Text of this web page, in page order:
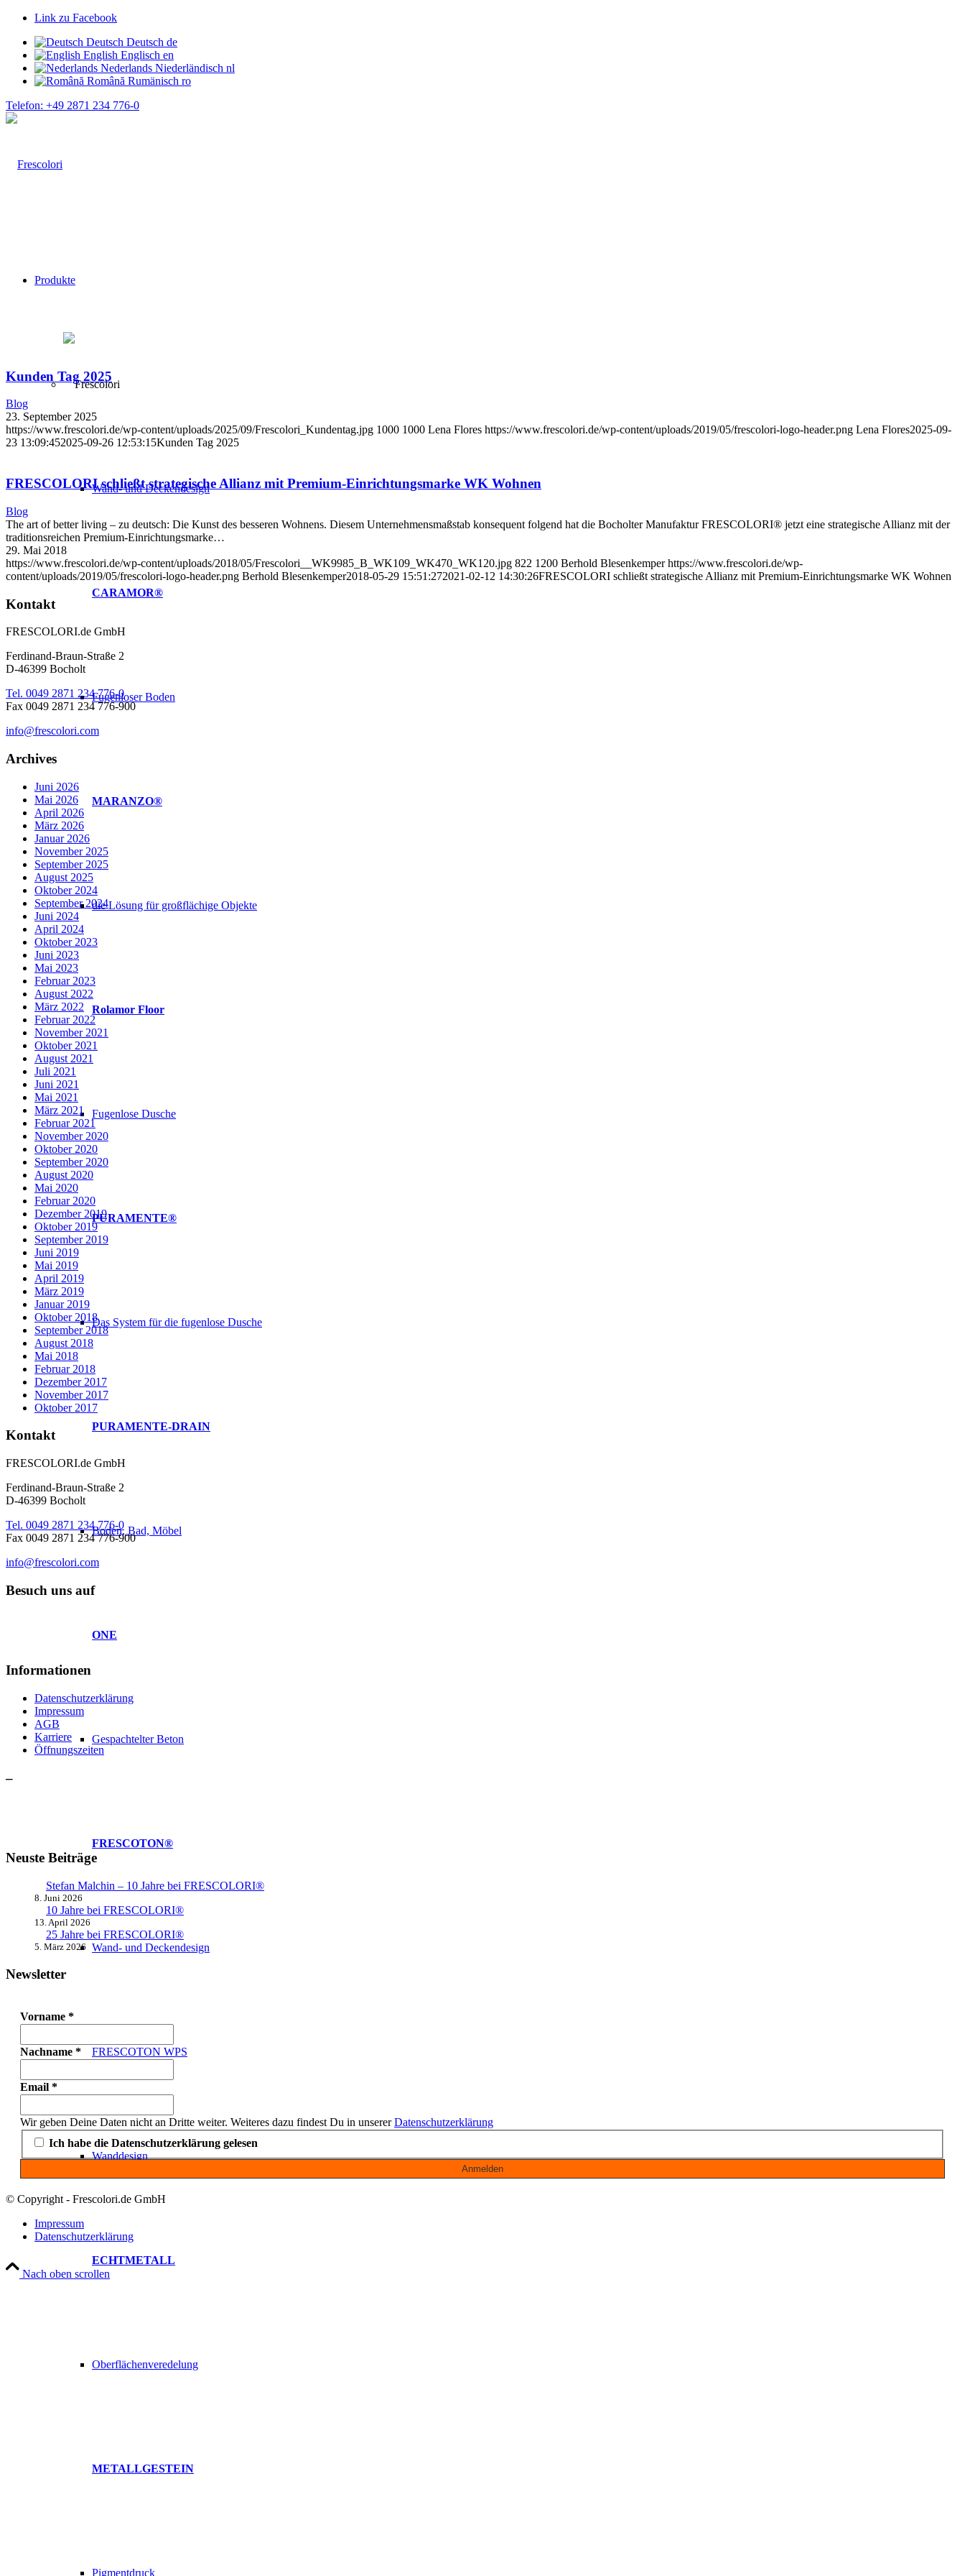
Link zu Facebook
Deutsch Deutsch de
English Englisch en
Nederlands Niederländisch nl
Română Rumänisch ro
Telefon: +49 2871 234 776-0
Produkte
Wand- und Deckendesign
CARAMOR®
Fugenloser Boden
MARANZO®
die Lösung für großflächige Objekte
Rolamor Floor
Fugenlose Dusche
PURAMENTE®
Das System für die fugenlose Dusche
PURAMENTE-DRAIN
Boden, Bad, Möbel
ONE
Gespachtelter Beton
FRESCOTON®
Wand- und Deckendesign
FRESCOTON WPS
Wanddesign
ECHTMETALL
Oberflächenveredelung
METALLGESTEIN
Pigmentdruck
Kunden Tag 2025
Blog
23. September 2025
https://www.frescolori.de/wp-content/uploads/2025/09/Frescolori_Kundentag.jpg 1000 1000 Lena Flores https://www.frescolori.de/wp-content/uploads/2019/05/frescolori-logo-header.png Lena Flores2025-09-
23 13:09:452025-09-26 12:53:15Kunden Tag 2025
FRESCOLORI schließt strategische Allianz mit Premium-Einrichtungsmarke WK Wohnen
Blog
The art of better living – zu deutsch: Die Kunst des besseren Wohnens. Diesem Unternehmensmaßstab konsequent folgend hat die Bocholter Manufaktur FRESCOLORI® jetzt eine strategische Allianz mit der
traditionsreichen Premium-Einrichtungsmarke…
29. Mai 2018
https://www.frescolori.de/wp-content/uploads/2018/05/Frescolori__WK9985_B_WK109_WK470_WK120.jpg 822 1200 Berhold Blesenkemper https://www.frescolori.de/wp-
content/uploads/2019/05/frescolori-logo-header.png Berhold Blesenkemper2018-05-29 15:51:272021-02-12 14:30:26FRESCOLORI schließt strategische Allianz mit Premium-Einrichtungsmarke WK Wohnen
Kontakt
FRESCOLORI.de GmbH
Ferdinand-Braun-Straße 2
D-46399 Bocholt
Tel. 0049 2871 234 776-0
Fax 0049 2871 234 776-900
info@frescolori.com
Archives
Juni 2026
Mai 2026
April 2026
März 2026
Januar 2026
November 2025
September 2025
August 2025
Oktober 2024
September 2024
Juni 2024
April 2024
Oktober 2023
Juni 2023
Mai 2023
Februar 2023
August 2022
März 2022
Februar 2022
November 2021
Oktober 2021
August 2021
Juli 2021
Juni 2021
Mai 2021
März 2021
Februar 2021
November 2020
Oktober 2020
September 2020
August 2020
Mai 2020
Februar 2020
Dezember 2019
Oktober 2019
September 2019
Juni 2019
Mai 2019
April 2019
März 2019
Januar 2019
Oktober 2018
September 2018
August 2018
Mai 2018
Februar 2018
Dezember 2017
November 2017
Oktober 2017
Kontakt
FRESCOLORI.de GmbH
Ferdinand-Braun-Straße 2
D-46399 Bocholt
Tel. 0049 2871 234 776-0
Fax 0049 2871 234 776-900
info@frescolori.com
Besuch uns auf
Informationen
Datenschutzerklärung
Impressum
AGB
Karriere
Öffnungszeiten
–
Neuste Beiträge
Stefan Malchin – 10 Jahre bei FRESCOLORI®
8. Juni 2026
10 Jahre bei FRESCOLORI®
13. April 2026
25 Jahre bei FRESCOLORI®
5. März 2026
Newsletter
Vorname *
Nachname *
Email *
Wir geben Deine Daten nicht an Dritte weiter. Weiteres dazu findest Du in unsererDatenschutzerklärung
Ich habe die Datenschutzerklärung gelesen
© Copyright - Frescolori.de GmbH
Impressum
Datenschutzerklärung
Nach oben scrollen